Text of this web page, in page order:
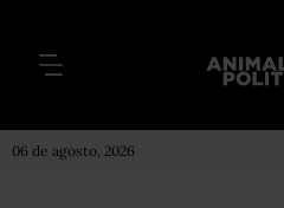
06 de agosto, 2026